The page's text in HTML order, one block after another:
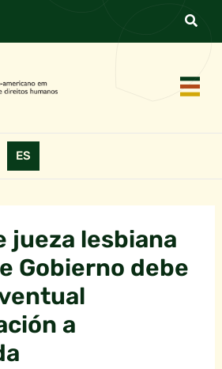
ES
jueza lesbiana
Gobierno debe
a